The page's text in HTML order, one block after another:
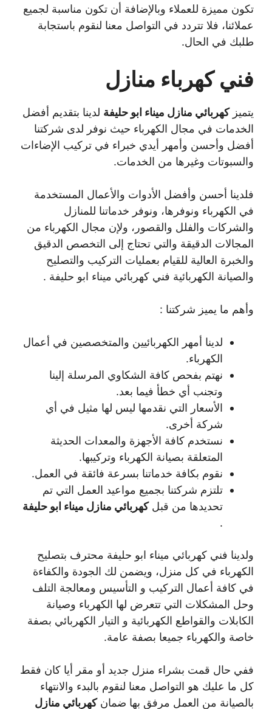
تكون مميزة للعملاء وبالإضافة أن تكون مناسبة لجميع
عملائنا، فلا تتردد في التواصل معنا لنقوم باستجابة
طلبك في الحال.
فني كهرباء منازل
يتميزكهربائي منازل ميناء ابو حليفة لدينا بتقديم أفضل
الخدمات في مجال الكهرباء حيث نوفر لدى شركتنا
أفضل وأحسن وأمهر أيدي خبراء في تركيب الإضاءات
والسبوتات وغيرها من الخدمات.
فلدينا أحسن وأفضل الأدوات والأعمال المستخدمة
في الكهرباء ونوفرها، ونوفر خدماتنا للمنازل
والشركات والفلل والقصور، ولإن مجال الكهرباء من
المجالات الدقيقة والتي تحتاج إلى التخصص الدقيق
والخبرة العالية للقيام بعمليات التركيب والتصليح
والصيانة الكهربائية فني كهربائي ميناء ابو حليفة .
وأهم ما يميز شركتنا :
لدينا أمهر الكهربائيين والمتخصصين في أعمال
الكهرباء.
نهتم بفحص كافة الشكاوي المرسلة إلينا
وتجنب أي خطأ فيما بعد.
الأسعار التي نقدمها ليس لها مثيل في أي
شركة أخرى.
نستخدم كافة الأجهزة والمعدات الحديثة
المتعلقة بصيانة الكهرباء وتركيبها.
نقوم بكافة خدماتنا بسرعة فائقة في العمل.
تلتزم شركتنا بجميع مواعيد العمل التي تم
تحديدها من قبلكهربائي منازل ميناء ابو حليفة
.
ولدينا فني كهربائي ميناء ابو حليفة محترف بتصليح
الكهرباء في كل منزل، ويضمن لك الجودة والكفاءة
في كافة أعمال التركيب و التأسيس ومعالجة التلف
وحل المشكلات التي تتعرض لها الكهرباء وصيانة
الكابلات والقواطع الكهربائية و التيار الكهربائي بصفة
خاصة والكهرباء جميعا بصفة عامة.
ففي حال قمت بشراء منزل جديد أو مقر أيا كان فقط
كل ما عليك هو التواصل معنا لنقوم بالبدء والانتهاء
بالصيانة من العمل مرفق بها ضمانكهربائي منازل